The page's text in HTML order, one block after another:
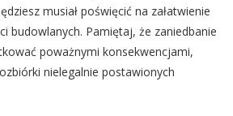
musiał poświęcić na załatwienie
budowlanych. Pamiętaj, że zaniedbanie
poważnymi konsekwencjami,
nielegalnie postawionych